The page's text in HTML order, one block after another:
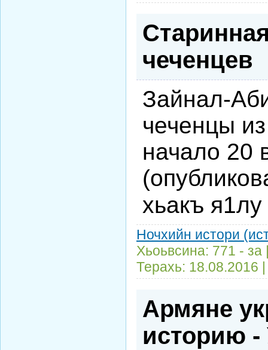
чеченцев
Зайнал-
чеченцы
начало 20
Ночхийн истори
Хьоьвсина: 771 - за
Терахь: 18.08.2016
Армяне
историю -